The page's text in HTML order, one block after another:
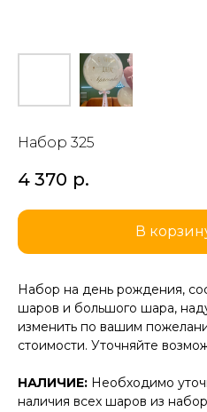
Набор 325
4 370 р.
В
Набор на день рождения,
шаров и большого шара,
изменить по вашим
стоимости. Уточняйте
НАЛИЧИЕ: Необходимо
наличия всех шаров из